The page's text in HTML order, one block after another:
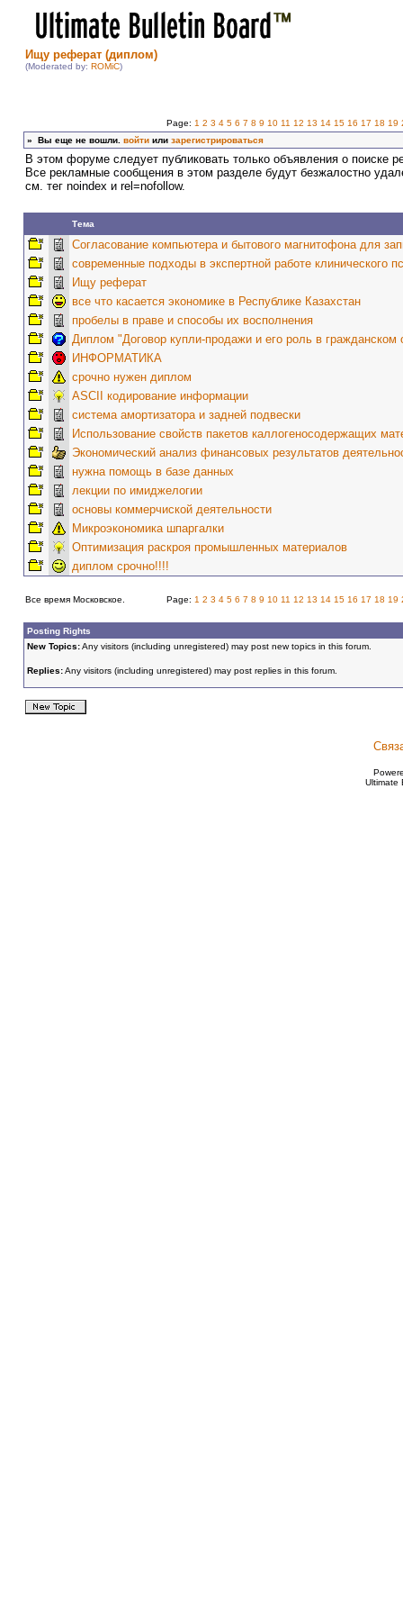
Ищу реферат (диплом)
(Moderated by: ROMiC)
Page: 1 2 3 4 5 6 7 8 9 10 11 12 13 14 15 16 17 18 19
» Вы еще не вошли. войтиили зарегистрироваться
В этом форуме следует публиковать только объявления о поиске
Все рекламные сообщения в этом разделе будут безжалостно
см. тег noindex и rel=nofollow.
Тема
Согласование компьютера и бытового магнитофона для
современные подходы в экспертной работе клинического
Ищу реферат
все что касается экономике в Республике Казахстан
пробелы в праве и способы их восполнения
Диплом "Договор купли-продажи и его роль в гражданском
ИНФОРМАТИКА
срочно нужен диплом
ASCII кодирование информации
система амортизатора и задней подвески
Использование свойств пакетов каллогеносодержащих
Экономический анализ финансовых результатов
нужна помощь в базе данных
лекции по имиджелогии
основы коммерчиской деятельности
Микроэкономика шпаргалки
Оптимизация раскроя промышленных материалов
диплом срочно!!!!
Все время Московское. Page: 1 2 3 4 5 6 7 8 9 10 11 12 13 14 15 16 17 18 19
Posting Rights
New Topics:Any visitors (including unregistered) may post new topics in this forum.
Replies:Any visitors (including unregistered) may post replies in this forum.
Ultimate